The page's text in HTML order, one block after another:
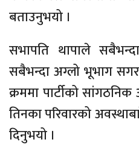
बताउनुभयो ।
सभापति थापाले
सबैभन्दा अग्लो भूभाग
क्रममा पार्टीको सांगठनिक
तिनका परिवारको
दिनुभयो ।